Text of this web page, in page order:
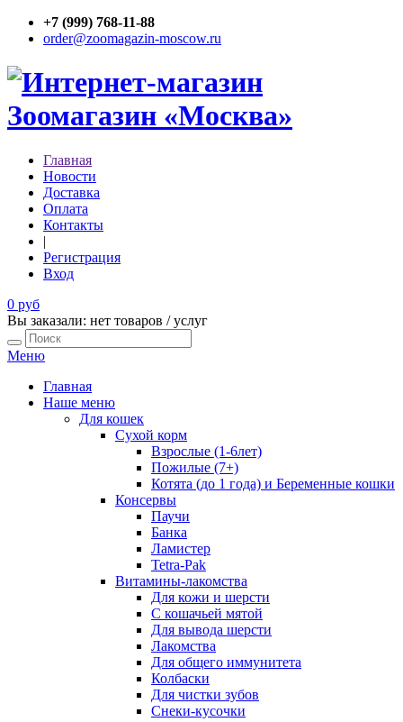
+7 (999) 768-11-88
order@zoomagazin-moscow.ru
Главная
Новости
Доставка
Оплата
Контакты
|
Регистрация
Вход
0 руб
Вы заказали: нет товаров / услуг
Меню
Главная
Наше меню
Для кошек
Сухой корм
Взрослые (1-6лет)
Пожилые (7+)
Котята (до 1 года) и Беременные кошки
Консервы
Паучи
Банка
Ламистер
Tetra-Pak
Витамины-лакомства
Для кожи и шерсти
С кошачьей мятой
Для вывода шерсти
Лакомства
Для общего иммунитета
Колбаски
Для чистки зубов
Снеки-кусочки